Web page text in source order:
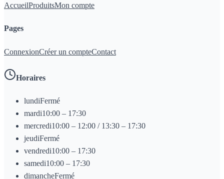
AccueilProduitsMon compte
Pages
ConnexionCréer un compteContact
Horaires
lundiFermé
mardi10:00 – 17:30
mercredi10:00 – 12:00 / 13:30 – 17:30
jeudiFermé
vendredi10:00 – 17:30
samedi10:00 – 17:30
dimancheFermé